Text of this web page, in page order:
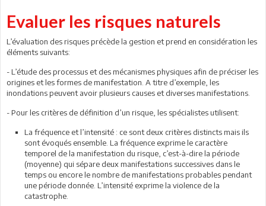
Evaluer les risques naturels
L’évaluation des risques précède la gestion et prend en considération les
éléments suivants:
- L’étude des processus et des mécanismes physiques afin de préciser les
origines et les formes de manifestation. A titre d’exemple, les
inondations peuvent avoir plusieurs causes et diverses manifestations.
- Pour les critères de définition d’un risque, les spécialistes utilisent:
La fréquence et l’intensité : ce sont deux critères distincts mais ils
sont évoqués ensemble. La fréquence exprime le caractère
temporel de la manifestation du risque, c’est-à-dire la période
(moyenne) qui sépare deux manifestations successives dans le
temps ou encore le nombre de manifestations probables pendant
une période donnée. L’intensité exprime la violence de la
catastrophe.